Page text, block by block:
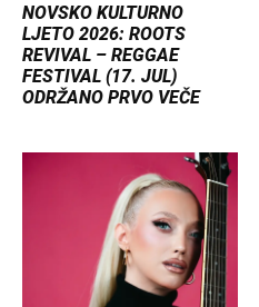
NOVSKO KULTURNO
LJETO 2026: ROOTS
REVIVAL – REGGAE
FESTIVAL (17. JUL)
ODRŽANO PRVO VEČE